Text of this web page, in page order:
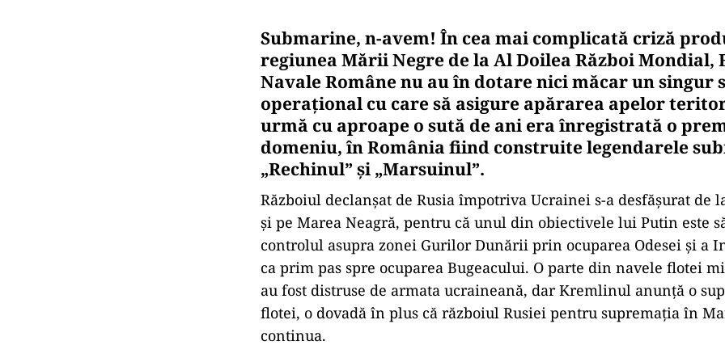
Submarine, n-avem! În cea mai complicată criză
regiunea Mării Negre de la Al Doilea Război Mondial,
Navale Române nu au în dotare nici măcar un singur
operațional cu care să asigure apărarea apelor
urmă cu aproape o sută de ani era înregistrată o
domeniu, în România fiind construite legendarele
„Rechinul” și „Marsuinul”.
Războiul declanșat de Rusia împotriva Ucrainei s-a desfășurat de
și pe Marea Neagră, pentru că unul din obiectivele lui Putin este
controlul asupra zonei Gurilor Dunării prin ocuparea Odesei și a
ca prim pas spre ocuparea Bugeacului. O parte din navele flotei
au fost distruse de armata ucraineană, dar Kremlinul anunță o
flotei, o dovadă în plus că războiul Rusiei pentru supremația în
continua.